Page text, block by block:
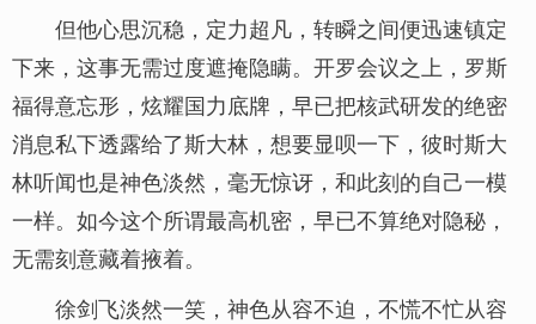
但他心思沉稳，定力超凡，转瞬之间便迅速镇定
下来，这事无需过度遮掩隐瞒。开罗会议之上，罗斯
福得意忘形，炫耀国力底牌，早已把核武研发的绝密
消息私下透露给了斯大林，想要显呗一下，彼时斯大
林听闻也是神色淡然，毫无惊讶，和此刻的自己一模
一样。如今这个所谓最高机密，早已不算绝对隐秘，
无需刻意藏着掖着。
徐剑飞淡然一笑，神色从容不迫，不慌不忙从容